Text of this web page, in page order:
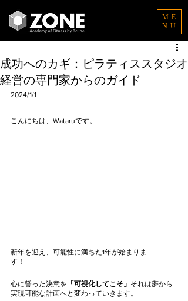
ME
NU
成功へのカギ：ピラティススタジオ
経営の専門家からのガイド
2024/1/1
こんにちは、Wataruです。
新年を迎え、可能性に満ちた1年が始まりま
す！
心に誓った決意を 「可視化してこそ」 それは夢から
実現可能な計画へと変わっていきます。